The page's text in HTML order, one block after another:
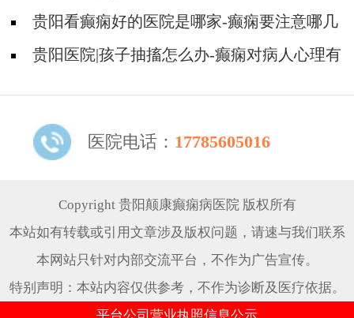
人能喝酒吗？
贵阳看癫痫好的医院是哪家-癫痫要注意哪几
个方面的护理？
贵阳医院|孩子抽搐怎么办-癫痫对病人心理有
医院电话： 17785605016
Copyright 贵阳颠康癫痫病医院 版权所有
本站如有转载或引用文章涉及版权问题，请速与我们联系
本网站只针对内部交流平台，不作为广告宣传。
特别声明：本站内容仅供参考，不作为诊断及医疗依据。